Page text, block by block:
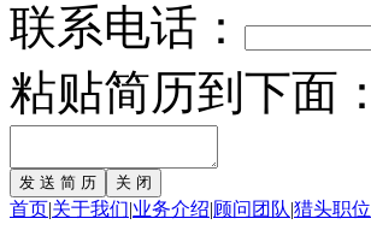
联系电话：
粘贴简历到下面：
首页|关于我们|业务介绍|顾问团队|猎头职位